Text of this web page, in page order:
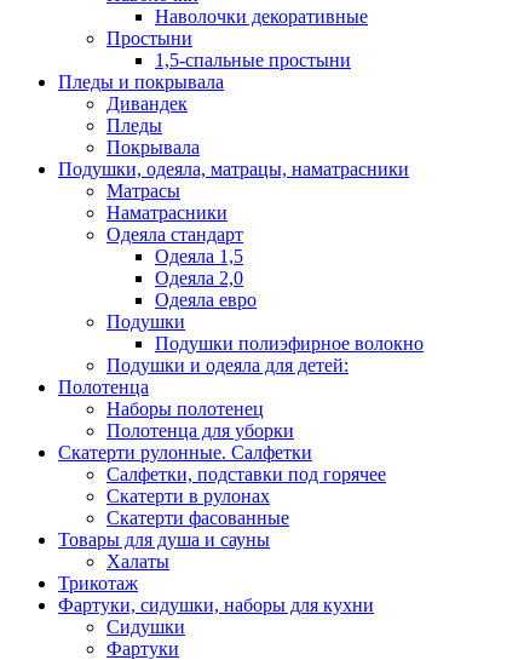
Наволочки декоративные
Простыни
1,5-спальные простыни
Пледы и покрывала
Дивандек
Пледы
Покрывала
Подушки, одеяла, матрацы, наматрасники
Матрасы
Наматрасники
Одеяла стандарт
Одеяла 1,5
Одеяла 2,0
Одеяла евро
Подушки
Подушки полиэфирное волокно
Подушки и одеяла для детей:
Полотенца
Наборы полотенец
Полотенца для уборки
Скатерти рулонные. Салфетки
Салфетки, подставки под горячее
Скатерти в рулонах
Скатерти фасованные
Товары для душа и сауны
Халаты
Трикотаж
Фартуки, сидушки, наборы для кухни
Сидушки
Фартуки